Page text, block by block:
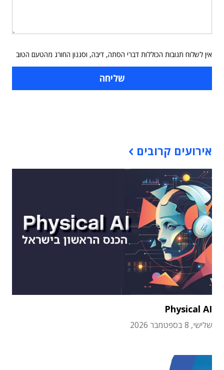
אין לשלוח תגובות הכוללות דברי הסתה, דיבה, וסגנון החורג מהטעם הטוב
אירועים קרובים
Physical AI
שלישי, 8 בספטמבר 2026